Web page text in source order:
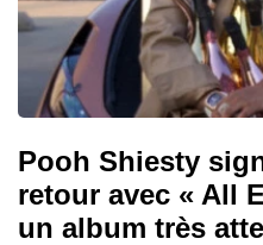
Pooh Shiesty
retour avec « All
un album très